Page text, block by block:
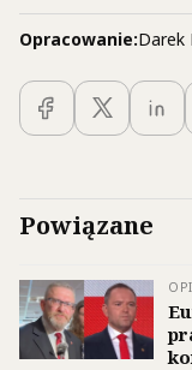
Opracowanie:Darek
Powiązane